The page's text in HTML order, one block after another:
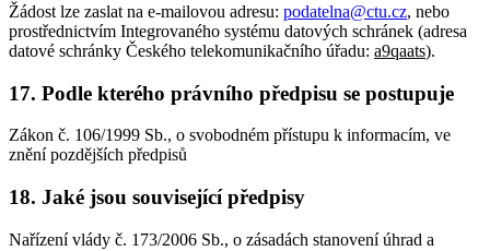
Žádost lze zaslat na e-mailovou adresu: podatelna@ctu.cz, nebo
prostřednictvím Integrovaného systému datových schránek (adresa
datové schránky Českého telekomunikačního úřadu: a9qaats).
17. Podle kterého právního předpisu se postupuje
Zákon č. 106/1999 Sb., o svobodném přístupu k informacím, ve
znění pozdějších předpisů
18. Jaké jsou související předpisy
Nařízení vlády č. 173/2006 Sb., o zásadách stanovení úhrad a